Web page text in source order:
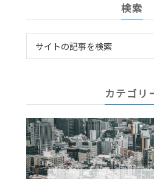
検索
カテゴリ